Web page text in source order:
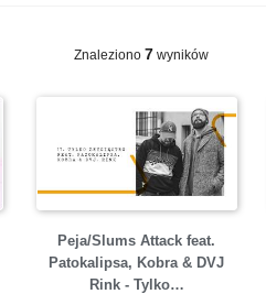
Znaleziono 7 wyników
Peja/Slums Attack feat.
Patokalipsa, Kobra & DVJ
Rink - Tylko…